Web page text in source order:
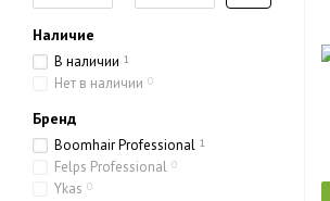
Наличие
В наличии 1
Нет в наличии 0
Бренд
Boomhair Professional 1
Felps Professional 0
Ykas 0